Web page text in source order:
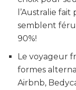
l’Australie fait
semblent
90%!
Le voyageur
formes
Airbnb,